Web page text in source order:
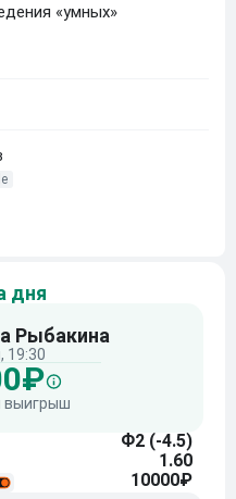
«умных»
дня
Рыбакина
19:30
выигрыш
Ф2 (-4.5)
1.60
10000₽